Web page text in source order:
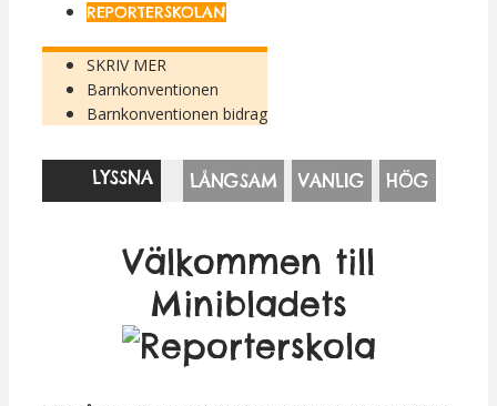
REPORTERSKOLAN
SKRIV MER
Barnkonventionen
Barnkonventionen bidrag
LYSSNA LÅNGSAM VANLIG HÖG
Välkommen till
Minibladets
Nödvändiga
välja bort. De